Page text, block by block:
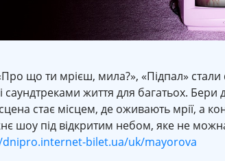
що ти мрієш, мила?», «Підпал»
саундтреками життя для багатьох. Бери
стає місцем, де оживають мрії, а
шоу під відкритим небом, яке не
bilet.ua/uk/mayorova